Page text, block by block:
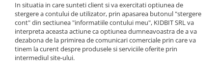
In situatia in care sunteti client si va exercitati optiunea de
stergere a contului de utilizator, prin apasarea butonul "stergere
cont" din sectiunea "informatiile contului meu", KIDBIT SRL va
interpreta aceasta actiune ca optiunea dumneavoastra de a va
dezabona de la primirea de comunicari comerciale prin care va
tinem la curent despre produsele si serviciile oferite prin
intermediul site-ului.